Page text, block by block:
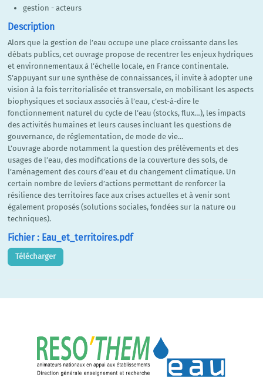
gestion - acteurs
Description
Alors que la gestion de l’eau occupe une place croissante dans les
débats publics, cet ouvrage propose de recentrer les enjeux hydriques
et environnementaux à l’échelle locale, en France continentale.
S’appuyant sur une synthèse de connaissances, il invite à adopter une
vision à la fois territorialisée et transversale, en mobilisant les aspects
biophysiques et sociaux associés à l’eau, c’est-à-dire le
fonctionnement naturel du cycle de l’eau (stocks, flux…), les impacts
des activités humaines et leurs causes incluant les questions de
gouvernance, de réglementation, de mode de vie...
L’ouvrage aborde notamment la question des prélèvements et des
usages de l’eau, des modifications de la couverture des sols, de
l’aménagement des cours d’eau et du changement climatique. Un
certain nombre de leviers d’actions permettant de renforcer la
résilience des territoires face aux crises actuelles et à venir sont
également proposés (solutions sociales, fondées sur la nature ou
techniques).
Fichier : Eau_et_territoires.pdf
Télécharger